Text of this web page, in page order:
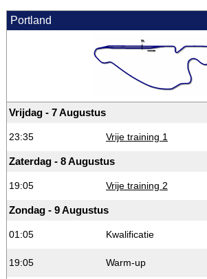
Portland
Vrijdag - 7 Augustus
23:35 Vrije training 1
Zaterdag - 8 Augustus
19:05 Vrije training 2
Zondag - 9 Augustus
01:05 Kwalificatie
19:05 Warm-up